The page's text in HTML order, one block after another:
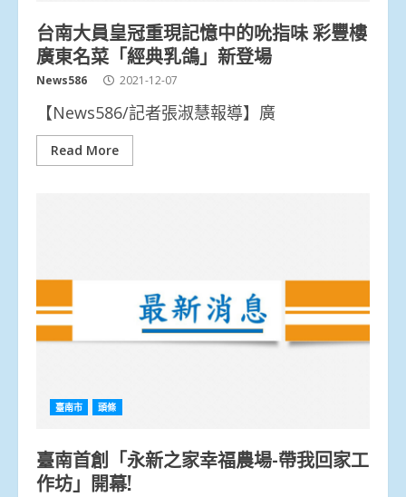
台南大員皇冠重現記憶中的吮指味 彩豐樓
廣東名菜「經典乳鴿」新登場
News586 2021-12-07
【News586/記者張淑慧報導】廣
Read More
臺南市 頭條
臺南首創「永新之家幸福農場-帶我回家工
作坊」開幕!